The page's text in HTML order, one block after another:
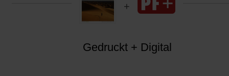
Gedruckt + Digital